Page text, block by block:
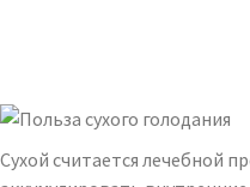
Сухой считается лечебной